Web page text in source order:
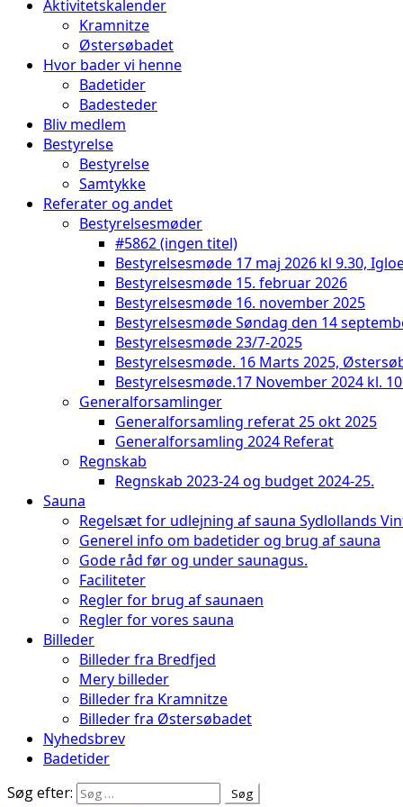
Aktivitetskalender
Kramnitze
Østersøbadet
Hvor bader vi henne
Badetider
Badesteder
Bliv medlem
Bestyrelse
Bestyrelse
Samtykke
Referater og andet
Bestyrelsesmøder
#5862 (ingen titel)
Bestyrelsesmøde 17 maj 2026 kl 9.30,
Bestyrelsesmøde 15. februar 2026
Bestyrelsesmøde 16. november 2025
Bestyrelsesmøde Søndag den 14
Bestyrelsesmøde 23/7-2025
Bestyrelsesmøde. 16 Marts 2025,
Bestyrelsesmøde.17 November 2024 kl.
Generalforsamlinger
Generalforsamling referat 25 okt 2025
Generalforsamling 2024 Referat
Regnskab
Regnskab 2023-24 og budget 2024-25.
Sauna
Regelsæt for udlejning af sauna Sydlollands
Generel info om badetider og brug af sauna
Gode råd før og under saunagus.
Faciliteter
Regler for brug af saunaen
Regler for vores sauna
Billeder
Billeder fra Bredfjed
Mery billeder
Billeder fra Kramnitze
Billeder fra Østersøbadet
Nyhedsbrev
Badetider
Søg efter: